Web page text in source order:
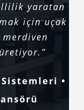
yaratan
için uçak
•